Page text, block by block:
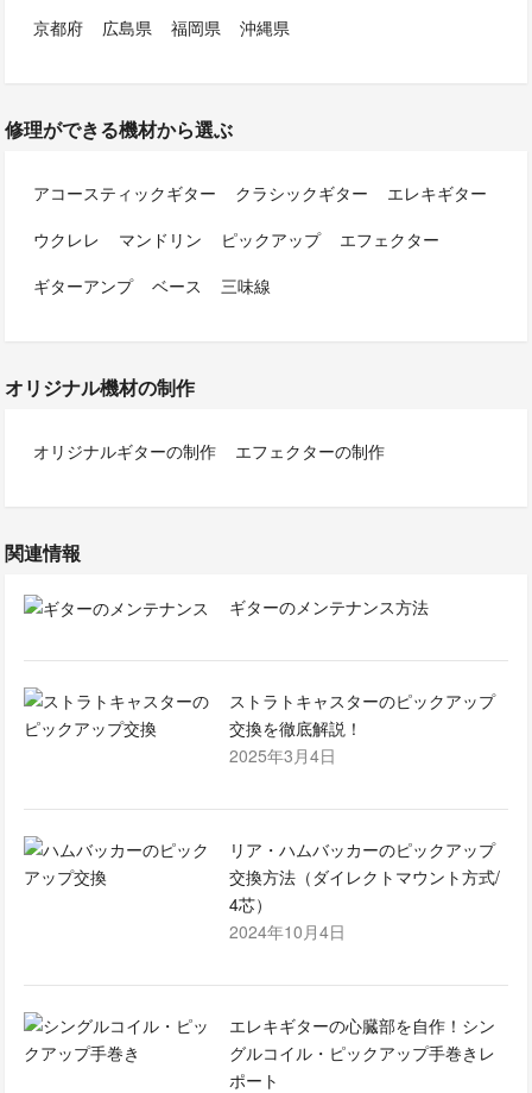
京都府 広島県 福岡県 沖縄県
修理ができる機材から選ぶ
アコースティックギター クラシックギター
エレキギター
ウクレレ
マンドリン ピックアップ
エフェクター
ギターアンプ
ベース 三味線
オリジナル機材の制作
オリジナルギターの制作 エフェクターの制作
関連情報
ギターのメンテナンス方法
ストラトキャスターのピックアップ
交換を徹底解説！
2025年3月4日
リア・ハムバッカーのピックアップ
交換方法（ダイレクトマウント方式/
4芯）
2024年10月4日
エレキギターの心臓部を自作！シン
グルコイル・ピックアップ手巻きレ
ポート